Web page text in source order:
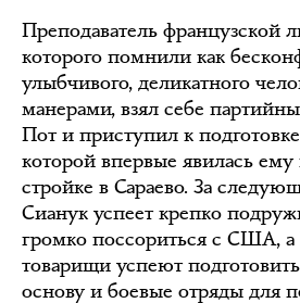
Преподаватель французской
которого помнили как
улыбчивого, деликатного
манерами, взял себе
Пот и приступил к
которой впервые явилась
стройке в Сараево. За
Сианук успеет крепко
громко поссориться с США,
товарищи успеют
основу и боевые отряды для